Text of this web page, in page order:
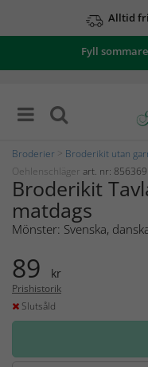
Alltid
Fyll
Broderier Broderikit utan
Oehlenschläger art. nr: 856369
Broderikit
matdags
Mönster: Svenska,
89 kr
Prishistorik
Slutsåld